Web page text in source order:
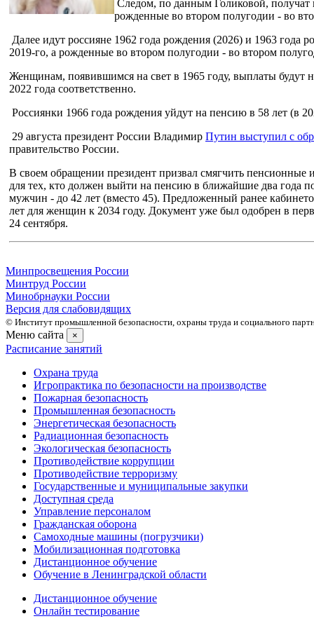
Следом, по данным Голиковой,
рожденные во втором полугодии - во
Далее идут россияне 1962 года рождения (2026) и 1963
2019-го, а рожденные во втором полугодии - во втором
Женщинам, появившимся на свет в 1965 году, выплаты будут
2022 года соответственно.
Россиянки 1966 года рождения уйдут на пенсию в 58 лет (в
29 августа президент России Владимир Путин выступил с
правительство России.
В своем обращении президент призвал смягчить пенсионные
для тех, кто должен выйти на пенсию в ближайшие два года
мужчин - до 42 лет (вместо 45). Предложенный ранее
лет для женщин к 2034 году. Документ уже был одобрен в
24 сентября.
Минпросвещения России
Минтруд России
Минобрнауки России
Версия для слабовидящих
© Институт промышленной безопасности, охраны труда и социального
Меню сайта ×
Расписание занятий
Охрана труда
Игропрактика по безопасности на производстве
Пожарная безопасность
Промышленная безопасность
Энергетическая безопасность
Радиационная безопасность
Экологическая безопасность
Противодействие коррупции
Противодействие терроризму
Государственные и муниципальные закупки
Доступная среда
Управление персоналом
Гражданская оборона
Самоходные машины (погрузчики)
Мобилизационная подготовка
Дистанционное обучение
Обучение в Ленинградской области
Дистанционное обучение
Онлайн тестирование